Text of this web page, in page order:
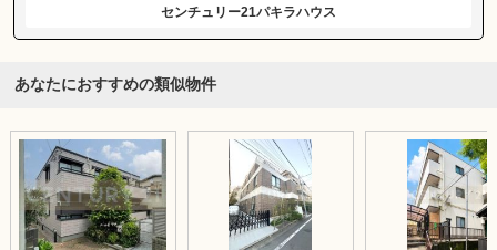
センチュリー21パキラハウス
あなたにおすすめの類似物件